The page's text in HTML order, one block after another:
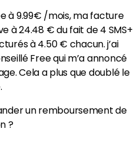
à 9.99€ /mois, ma facture
à 24.48 € du fait de 4 SMS+
à 4.50 € chacun. j’ai
Free qui m’a annoncé
Cela a plus que doublé le
un remboursement de
?